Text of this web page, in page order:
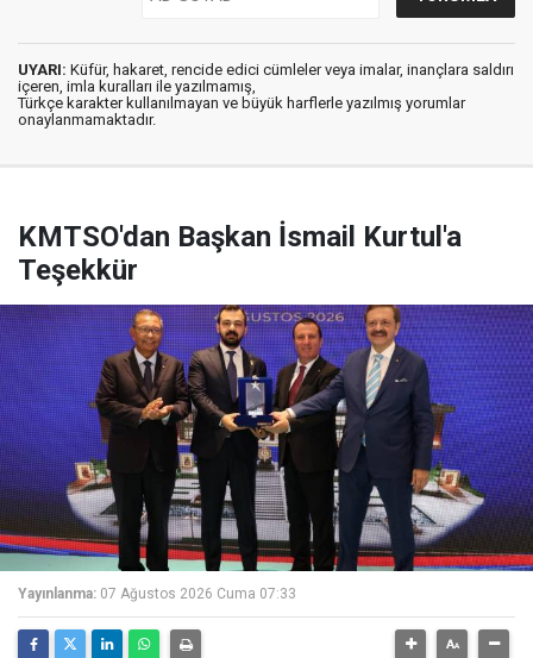
UYARI: Küfür, hakaret, rencide edici cümleler veya imalar, inançlara saldırı
içeren, imla kuralları ile yazılmamış,
Türkçe karakter kullanılmayan ve büyük harflerle yazılmış yorumlar
onaylanmamaktadır.
KMTSO'dan Başkan İsmail Kurtul'a
Teşekkür
Yayınlanma: 07 Ağustos 2026 Cuma 07:33